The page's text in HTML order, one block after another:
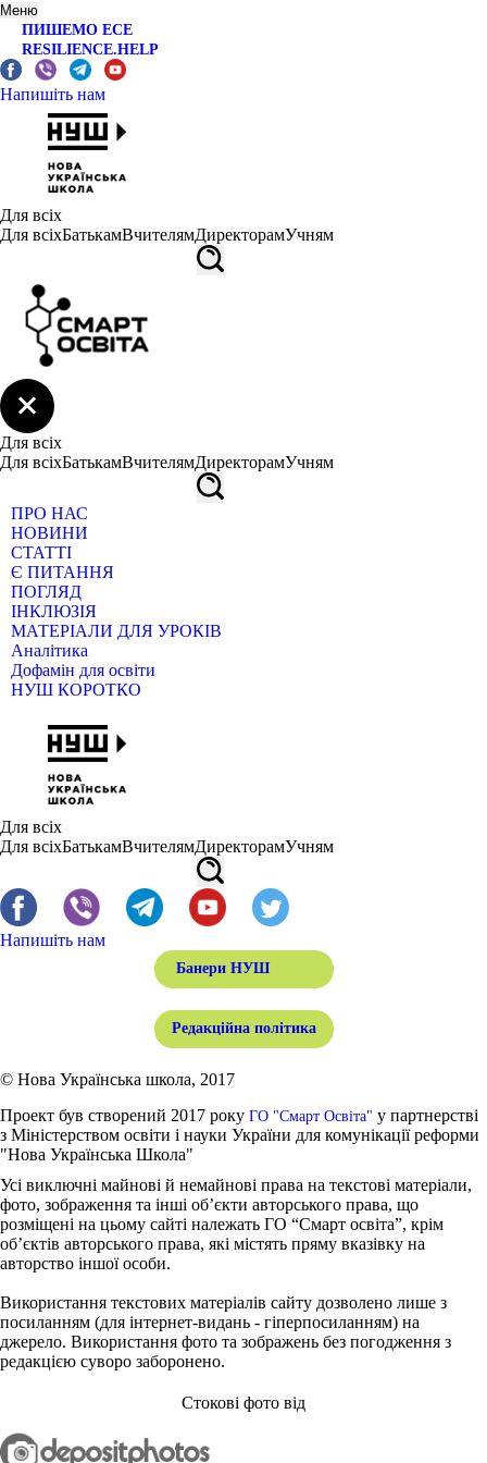
Меню
ПИШЕМО ЕСЕ
RESILIENCE.HELP
Напишіть нам
Для всіх
Для всіхБатькамВчителямДиректорамУчням
Для всіх
Для всіхБатькамВчителямДиректорамУчням
ПРО НАС
НОВИНИ
СТАТТІ
Є ПИТАННЯ
ПОГЛЯД
ІНКЛЮЗІЯ
МАТЕРІАЛИ ДЛЯ УРОКІВ
Аналітика
Дофамін для освіти
НУШ КОРОТКО
Для всіх
Для всіхБатькамВчителямДиректорамУчням
Напишіть нам
Банери НУШ
Редакційна політика
© Нова Українська школа, 2017
Проект був створений 2017 року ГО "Смарт Освіта" у партнерстві
з Міністерством освіти і науки України для комунікації реформи
"Нова Українська Школа"
Усі виключні майнові й немайнові права на текстові матеріали,
фото, зображення та інші об’єкти авторського права, що
розміщені на цьому сайті належать ГО “Смарт освіта”, крім
об’єктів авторського права, які містять пряму вказівку на
авторство іншої особи.
Використання текстових матеріалів сайту дозволено лише з
посиланням (для інтернет-видань - гіперпосиланням) на
джерело. Використання фото та зображень без погодження з
редакцією суворо заборонено.
Стокові фото від